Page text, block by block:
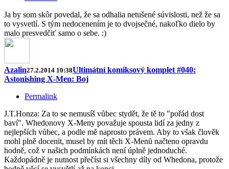
Ja by som skôr povedal, že sa odhalia netušené súvislosti, než že sa
to vysvetlí. S tým nedocenením je to dvojsečné, nakoľko dielo by
malo presvedčiť samo o sebe. :)
Azalin27.2.2014 10:38Ultimátní komiksový komplet #040:
Astonishing X-Men: Boj
Permalink
J.T.Honza: Za to se nemusíš vůbec stydět, že tě to "pořád dost
baví". Whedonovy X-Meny považuje spousta lidí za jedny z
nejlepších vůbec, a podle mě naprosto právem. Aby to však člověk
mohl plně docenit, musel by mít těch X-Menů načteno opravdu
hodně, což v našich podmínkách není úplně jednoduché.
Každopádně je nutnost přečíst si všechny díly od Whedona, protože